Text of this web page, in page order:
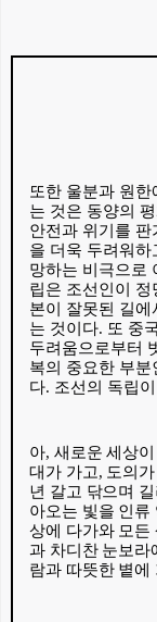
또한 울분과 원
는 것은 동양의
안전과 위기를
을 더욱 두려워하
망하는 비극으로
립은 조선인이 정
본이 잘못된 길
는 것이다. 또 중
두려움으로부터
복의 중요한 부분
다. 조선의 독립
아, 새로운 세상
대가 가고, 도의
년 갈고 닦으며
아오는 빛을 인류
상에 다가와 모든
과 차디찬 눈보라
람과 따뜻한 볕에